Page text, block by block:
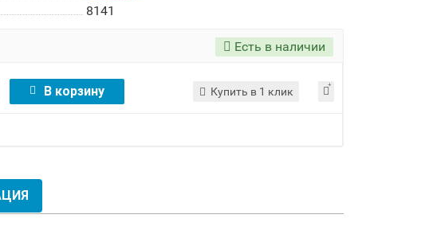
8141
Есть в наличии
В корзину Купить в 1 клик